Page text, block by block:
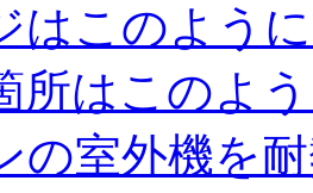
はこのよう
所はこのよ
の室外機を